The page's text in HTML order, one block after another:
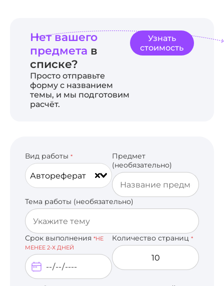
Нет вашего
предмета в
списке?
Просто отправьте
форму с названием
темы, и мы подготовим
расчёт.
Узнать
стоимость
Вид работы *
Автореферат
Предмет
(необязательно)
Тема работы (необязательно)
Срок выполнения *НЕ
МЕНЕЕ 2-Х ДНЕЙ
Количество страниц *